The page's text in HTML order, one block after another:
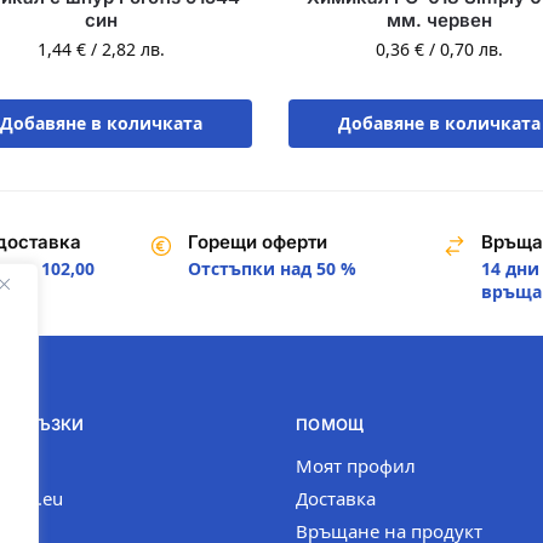
син
1,44€ / 2,82лв.
Добавяне в количката
мм. червен
0,36€ /0,70лв.
Добавяне в количката
102,00
Горещи оферти
Отстъпки над 50 %
14
ВРЪЗКИ
bg.eu
ПОМОЩ
Моят профил
Доставка
Връщане на продукт